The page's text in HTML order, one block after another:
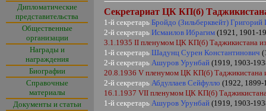
Дипломатические
представительства
Общественные
организации
Награды и
награждения
Биографии
Справочные
материалы
Документы и статьи
Секретариат ЦК КП(б)
1-й секретарь Бройдо (Зильберквейт) Григорий
2-й секретарь Исмаилов Ибрагим (1921, 1901-
3.1.1935II пленумом ЦК КП(б) Таджикистана
1-й секретарь Шадунц Сурен Константинович
2-й секретарь Ашуров Урунбай (1919, 1903-
20.8.1936V пленумом ЦК КП(б) Таджикистана
2-й секретарь Абдуллаев Сейфулло (1922, 1899-
16.1.1937VII пленумом ЦК КП(б)
1-й секретарь Ашуров Урунбай (1919, 1903-